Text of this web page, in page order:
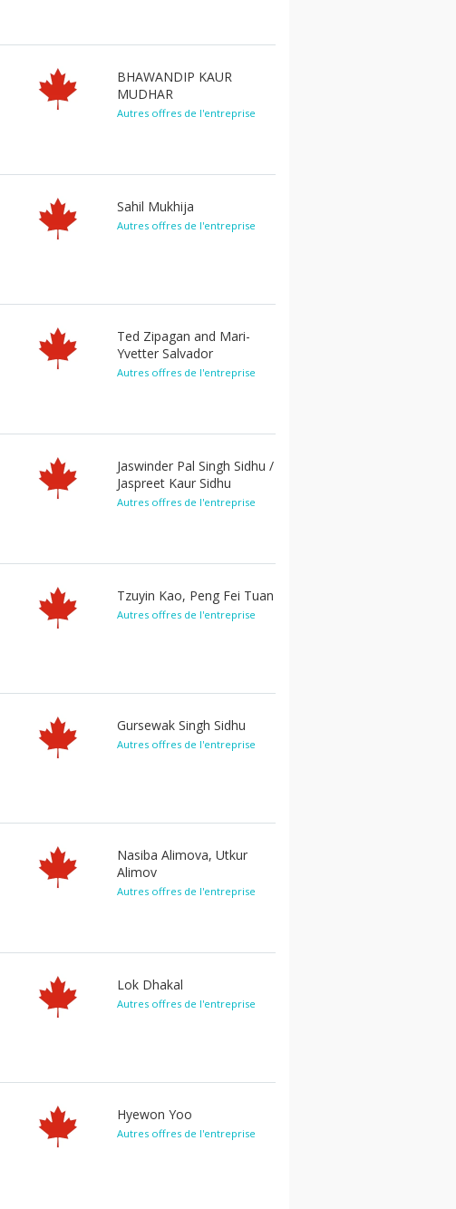
BHAWANDIP KAUR
MUDHAR
Autres offres de l'entreprise
Sahil Mukhija
Autres offres de l'entreprise
Ted Zipagan and Mari-
Yvetter Salvador
Autres offres de l'entreprise
Jaswinder Pal Singh Sidhu /
Jaspreet Kaur Sidhu
Autres offres de l'entreprise
Tzuyin Kao, Peng Fei Tuan
Autres offres de l'entreprise
Gursewak Singh Sidhu
Autres offres de l'entreprise
Nasiba Alimova, Utkur
Alimov
Autres offres de l'entreprise
Lok Dhakal
Autres offres de l'entreprise
Hyewon Yoo
Autres offres de l'entreprise